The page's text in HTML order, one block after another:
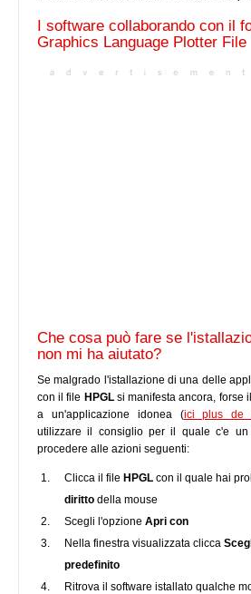
I software collaborando con il
Graphics Language Plotter File
Che cosa può fare se
non mi ha aiutato?
Se malgrado l'istallazione di una delle
con il file HPGLsi manifesta ancora, forse
a un'applicazione idonea (ici plus de
utilizzare il consiglio per il quale c'e
procedere alle azioni seguenti:
Clicca il file HPGL con il quale hai
diritto della mouse
Scegli l'opzione Apri con
Nella finestra visualizzata clicca
predefinito
Ritrova il software istallato qualche